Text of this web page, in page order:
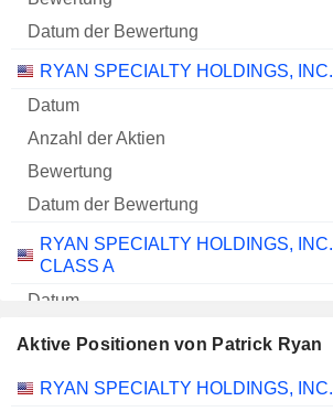
RYAN SPECIALTY HOLDINGS, INC.
RYAN SPECIALTY HOLDINGS, INC.
CLASS A
Aktive Positionen von Patrick Ryan
Unternehmen Position Beginn
RYAN SPECIALTY HOLDINGS, INC.